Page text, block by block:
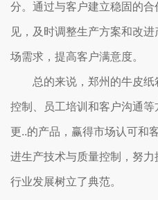
分。通过与客户建立稳固的
见，及时调整生产方案和改
场需求，提高客户满意度。
总的来说，郑州的牛皮
控制、员工培训和客户沟通
更..的产品，赢得市场认可和
进生产技术与质量控制，努
行业发展树立了典范。